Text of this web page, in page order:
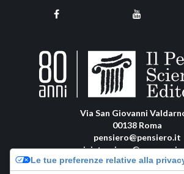
Via San Giovanni
00138 Roma
pensiero@pensiero.it
Le tue preferenze relative alla